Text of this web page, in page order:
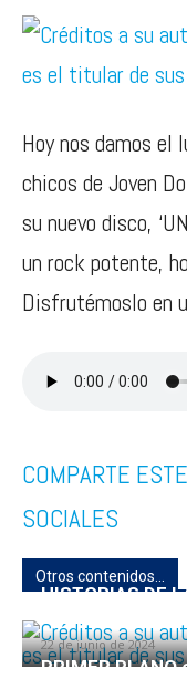
Hoy nos damos el
chicos de Joven
su nuevo disco,
un rock potente,
Disfrutémoslo en
COMPARTE
SOCIALES
Otros contenidos...
HISTORIAS DE
22 de junio de 2024
PRIMER PLANO